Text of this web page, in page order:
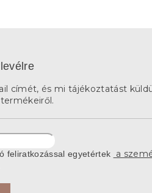
címét, és mi tájékoztatást
feliratkozással egyetértek
a